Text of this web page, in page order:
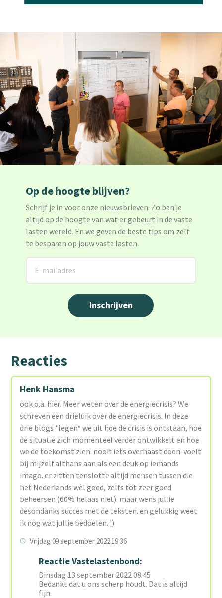
Op de hoogte blijven?
Schrijf je in voor onze nieuwsbrieven. Zo ben je
altijd op de hoogte van wat er gebeurt in de vaste
lasten wereld. En we geven de beste tips om zelf
te besparen op jouw vaste lasten.
Reacties
Henk Hansma
ook o.a. hier. Meer weten over de energiecrisis? We
schreven een drieluik over de energiecrisis. In deze
drie blogs *legen* we uit hoe de crisis is ontstaan, hoe
de situatie zich momenteel verder ontwikkelt en hoe
we de toekomst zien. nooit iets overhaast doen. voelt
bij mijzelf althans aan als een deuk op iemands
imago. er zitten tenslotte altijd mensen tussen die
het Nederlands wèl goed, zelfs tot zeer goed
beheersen (60% helaas niet). maar wens jullie
desondanks succes met de teksten. en gelukkig weet
ik nog wat jullie bedoelen. ))
Vrijdag 09 september 2022 19:36
Reactie Vastelastenbond:
Dinsdag 13 september 2022 08:45
Bedankt dat u ons scherp houdt. Dat is altijd
fijn.